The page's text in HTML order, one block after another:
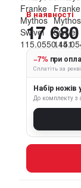
В наявності
17
−7% при
Сплатіть за
Набір ножів
До комплекту з